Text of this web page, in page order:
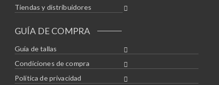
Tiendas y distribuidores
GUÍA DE COMPRA
Guía de tallas
Condiciones de compra
Política de privacidad